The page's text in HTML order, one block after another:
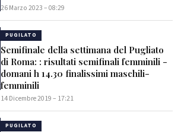
26 Marzo 2023 – 08:29
PUGILATO
Semifinale della settimana del Pugliato
di Roma: : risultati semifinali femminili -
domani h 14.30 finalissimi maschili-
femminili
14 Dicembre 2019 – 17:21
PUGILATO